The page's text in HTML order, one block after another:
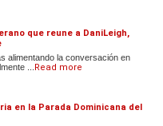
que reune a DaniLeigh,
alimentando la conversación en
...
Read more
en la Parada Dominicana del